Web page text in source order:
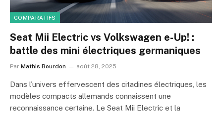
COMPARATIFS
Seat Mii Electric vs Volkswagen e-Up! :
battle des mini électriques germaniques
Par Mathis Bourdon août 28, 2025
Dans l’univers effervescent des citadines électriques, les
modèles compacts allemands connaissent une
reconnaissance certaine. Le Seat Mii Electric et la